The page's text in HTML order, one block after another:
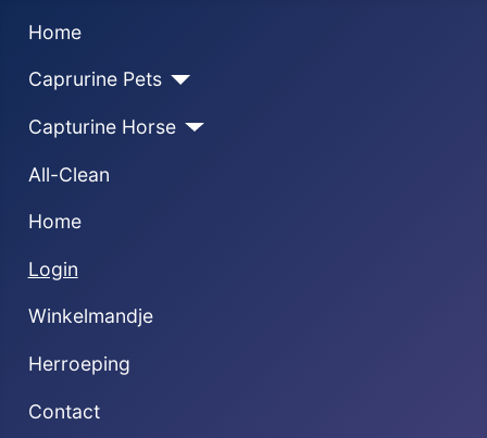
Home
Caprurine Pets
Capturine Horse
All-Clean
Home
Login
Winkelmandje
Herroeping
Contact